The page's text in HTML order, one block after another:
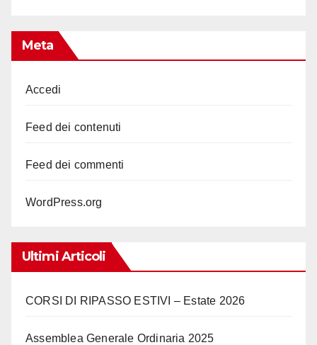
Meta
Accedi
Feed dei contenuti
Feed dei commenti
WordPress.org
Ultimi Articoli
CORSI DI RIPASSO ESTIVI – Estate 2026
Assemblea Generale Ordinaria 2025